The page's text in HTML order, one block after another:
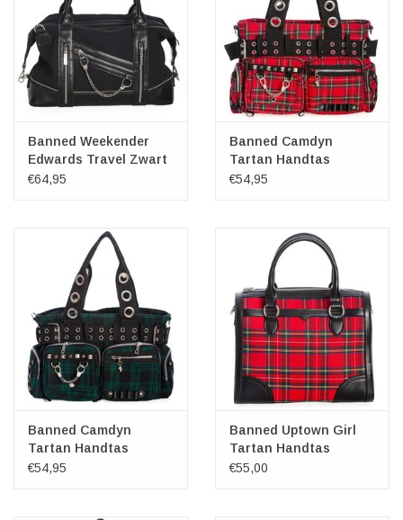
Banned Weekender
Edwards Travel Zwart
€64,95
Banned Camdyn
Tartan Handtas
€54,95
Banned Camdyn
Tartan Handtas
(groen)
€54,95
Banned Uptown Girl
Tartan Handtas
€55,00